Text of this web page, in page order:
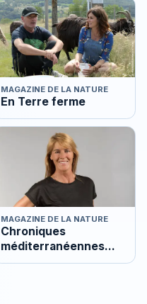
MAGAZINE DE LA NATURE
En Terre ferme
MAGAZINE DE LA NATURE
Chroniques
méditerranéennes
nature